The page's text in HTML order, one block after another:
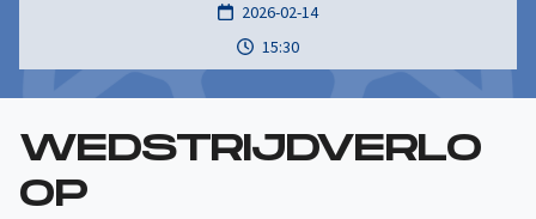
2026-02-14
15:30
WEDSTRIJDVERLO
OP